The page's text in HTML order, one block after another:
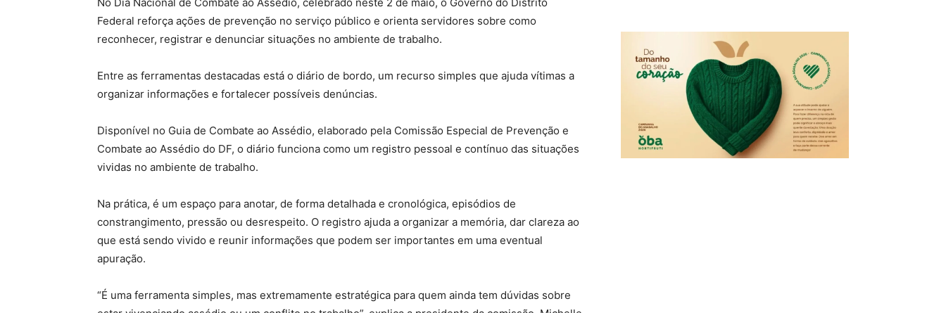
Federal reforça ações de prevenção no serviço público e orienta servidores sobre como
reconhecer, registrar e denunciar situações no ambiente de trabalho.
Entre as ferramentas destacadas está o diário de bordo, um recurso simples que ajuda vítimas a
organizar informações e fortalecer possíveis denúncias.
Disponível no Guia de Combate ao Assédio, elaborado pela Comissão Especial de Prevenção e
Combate ao Assédio do DF, o diário funciona como um registro pessoal e contínuo das situações
vividas no ambiente de trabalho.
Na prática, é um espaço para anotar, de forma detalhada e cronológica, episódios de
constrangimento, pressão ou desrespeito. O registro ajuda a organizar a memória, dar clareza ao
que está sendo vivido e reunir informações que podem ser importantes em uma eventual
apuração.
“É uma ferramenta simples, mas extremamente estratégica para quem ainda tem dúvidas sobre